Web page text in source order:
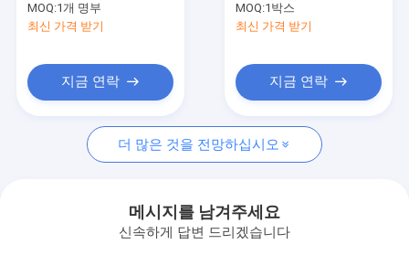
뉴스
인용문을 요구하세요
유리 실리콘 실란트
격리 유리제 실란트
MOQ:1개 명부
최신 가격 받기
지금 연락
MOQ:1박스
최신 가격 받기
지금 연락
더 많은 것을 전망하십시오
메시지를 남겨주세요
신속하게 답변 드리겠습니다